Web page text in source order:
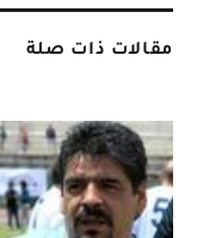
مقالات ذات صلة